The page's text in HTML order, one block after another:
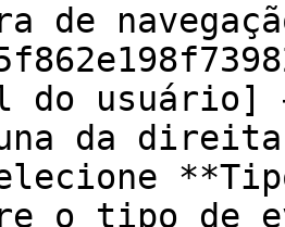
de
usuário]
da
o tipo de